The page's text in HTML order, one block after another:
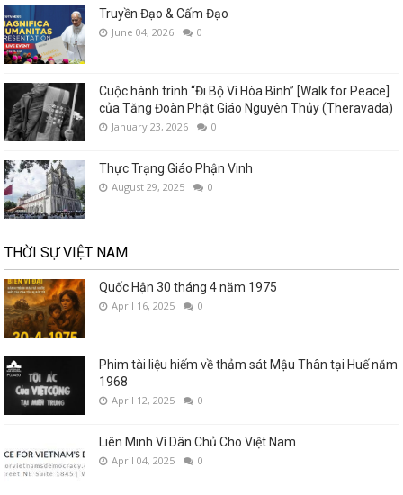
Truyền Đạo & Cấm Đạo
June 04, 2026 0
Cuộc hành trình “Đi Bộ Vì Hòa Bình” [Walk for Peace]
của Tăng Đoàn Phật Giáo Nguyên Thủy (Theravada)
January 23, 2026 0
Thực Trạng Giáo Phận Vinh
August 29, 2025 0
THỜI SỰ VIỆT NAM
Quốc Hận 30 tháng 4 năm 1975
April 16, 2025 0
Phim tài liệu hiếm về thảm sát Mậu Thân tại Huế năm
1968
April 12, 2025 0
Liên Minh Vì Dân Chủ Cho Việt Nam
April 04, 2025 0